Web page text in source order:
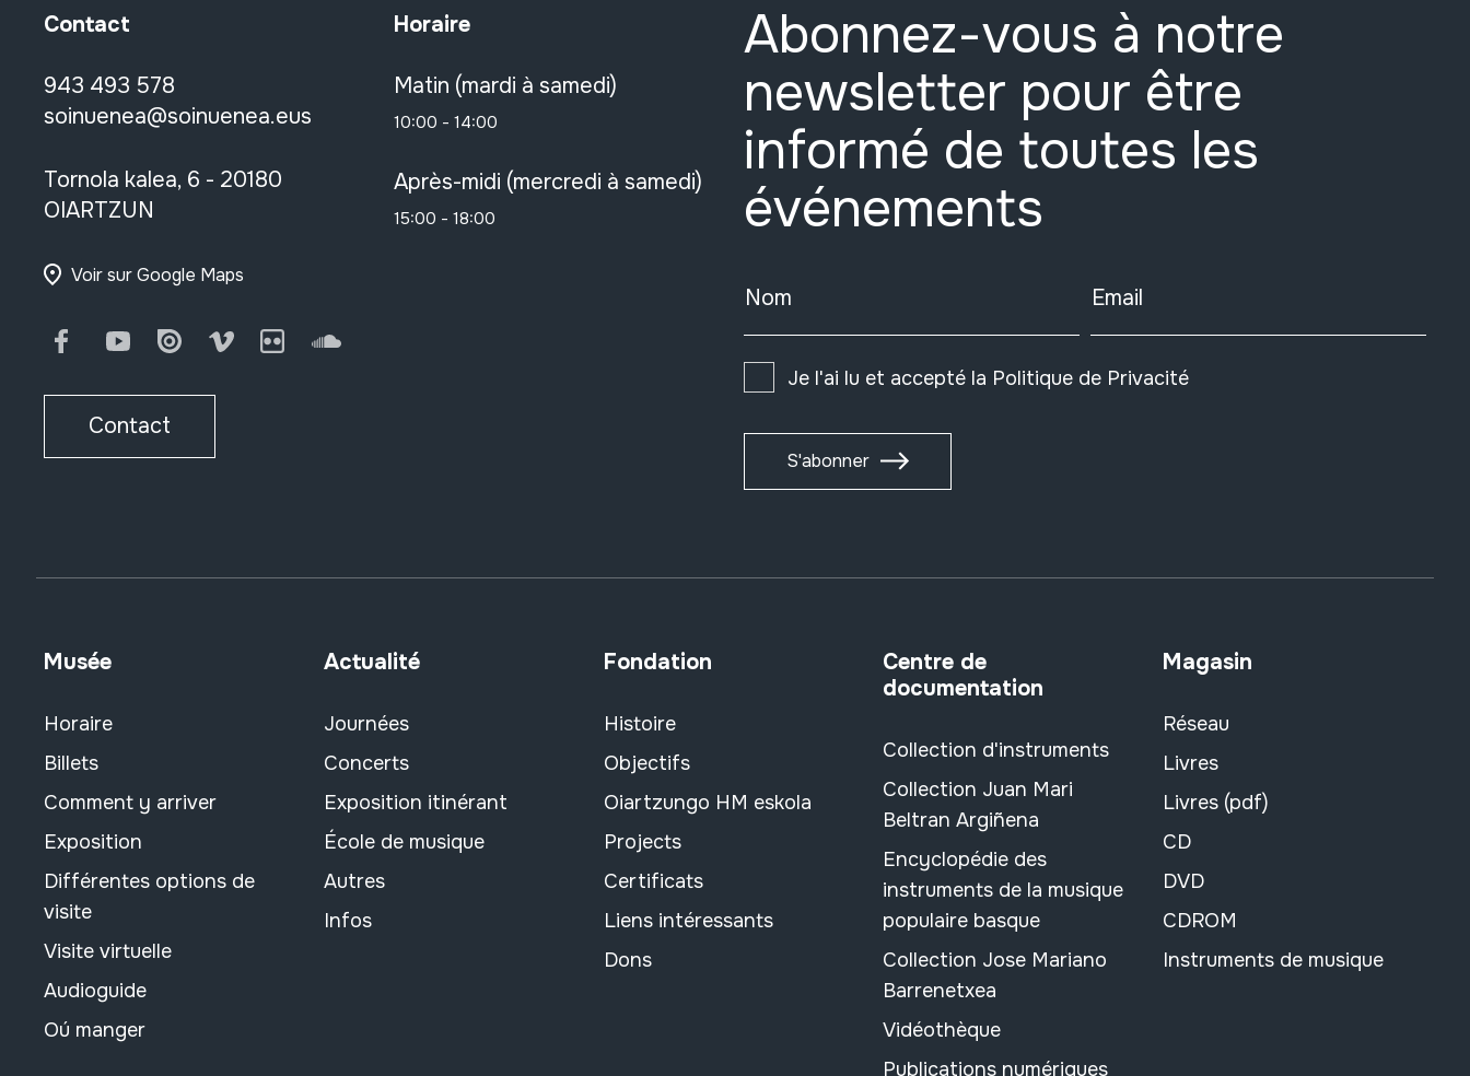
Contact
943 493 578
soinuenea@soinuenea.eus
Tornola kalea, 6 - 20180
OIARTZUN
Voir sur Google Maps
FacebookYoutubeIssuu Vimeo FlickrSoundCloud
Contact
Horaire
Matin (mardi à samedi)
10:00 - 14:00
Après-midi (mercredi à samedi)
15:00 - 18:00
Abonnez-vous à notre
newsletter pour être
informé de toutes les
événements
Nom Email
Je l'ai lu et accepté la Politique de Privacité
S'abonner
Musée
Horaire
Billets
Comment y arriver
Exposition
Différentes options de
visite
Visite virtuelle
Audioguide
Oú manger
Actualité
Journées
Concerts
Exposition itinérant
École de musique
Autres
Infos
Fondation
Histoire
Objectifs
Oiartzungo HM eskola
Projects
Certificats
Liens intéressants
Dons
Centre de
documentation
Collection d'instruments
Collection Juan Mari
Beltran Argiñena
Encyclopédie des
instruments de la musique
populaire basque
Collection Jose Mariano
Barrenetxea
Vidéothèque
Publications numériques
Magasin
Réseau
Livres
Livres (pdf)
CD
DVD
CDROM
Instruments de musique